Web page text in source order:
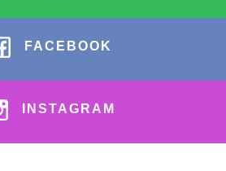
FACEBOOK
INSTAGRAM